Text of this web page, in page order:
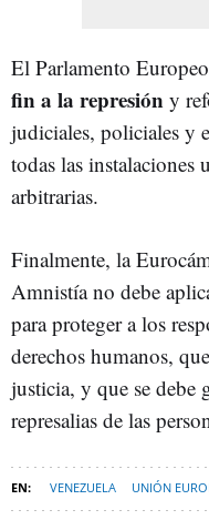
El Parlamento
fin a la represión y
judiciales, policiales y
todas las instalaciones
arbitrarias.
Finalmente, la
Amnistía no debe
para proteger a los
derechos humanos,
justicia, y que se debe
represalias de las
VENEZUELA UNIÓN